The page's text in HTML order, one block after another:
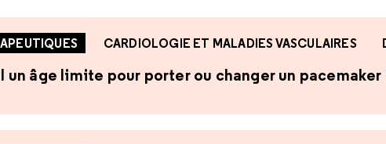
CARDIOLOGIE ET MALADIES VASCULAIRES
un âge limite pour porter ou changer un pacemaker